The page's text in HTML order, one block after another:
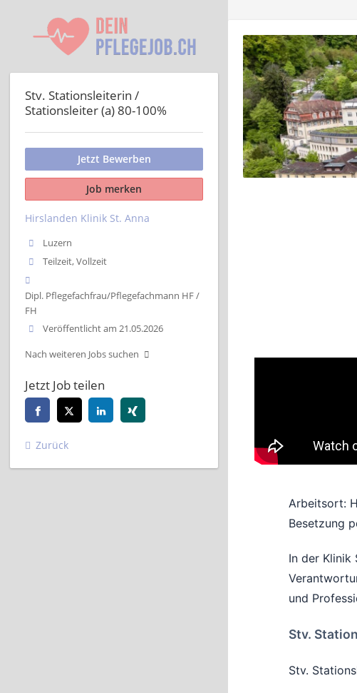
Arbeitsort:
Besetzung
In der Klinik
und
Stv.
Stv.
Stv. Stationsleiterin /
Stationsleiter (a) 80-100%
Jetzt Bewerben
Job merken
Hirslanden Klinik St. Anna
Luzern
Teilzeit, Vollzeit
Dipl. Pflegefachfrau/Pflegefachmann HF /
FH
Veröffentlicht am 21.05.2026
Nach weiteren Jobs suchen
Jetzt Job teilen
Zurück